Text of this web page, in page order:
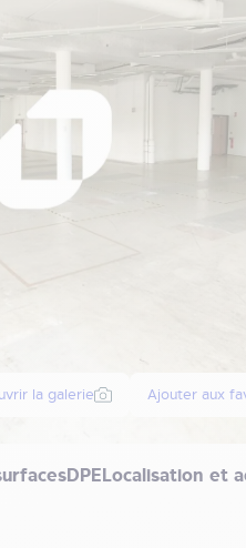
la galerie Ajouter aux
DPE Localisation et